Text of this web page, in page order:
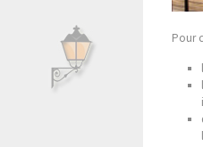
Pour